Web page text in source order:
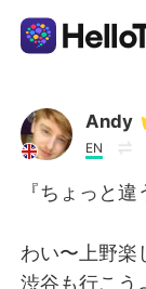
Language
AI
Andy
EN
『ちょっと
わい〜上野楽
渋谷も行こう